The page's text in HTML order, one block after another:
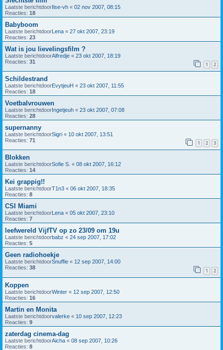
Laatste berichtdoor Ilse-vh « 02 nov 2007, 08:15
Reacties: 18
Babyboom
Laatste berichtdoor Lena « 27 okt 2007, 23:19
Reacties: 23
Wat is jou lievelingsfilm ?
Laatste berichtdoorAlfredje « 23 okt 2007, 18:19
Reacties: 31 1 2
Schildestrand
Laatste berichtdoorEvytjeuH « 23 okt 2007, 11:55
Reacties: 18
Voetbalvrouwen
Laatste berichtdoor Ingetjeuh « 23 okt 2007, 07:08
Reacties: 28
supernanny
Laatste berichtdoorSigri « 10 okt 2007, 13:51
Reacties: 71 1 2 3
Blokken
Laatste berichtdoorSofie S. « 08 okt 2007, 16:12
Reacties: 14
Kei grappig!!
Laatste berichtdoorT1n3 « 06 okt 2007, 18:35
Reacties: 8
CSI Miami
Laatste berichtdoorLena « 05 okt 2007, 23:10
Reacties: 7
leefwereld VijfTV op zo 23/09 om 19u
Laatste berichtdoorbabz « 24 sep 2007, 17:02
Reacties: 5
Geen radiohoekje
Laatste berichtdoorSnuffie « 12 sep 2007, 14:00
Reacties: 38 1 2
Koppen
Laatste berichtdoorWinter « 12 sep 2007, 12:50
Reacties: 16
Martin en Monita
Laatste berichtdoorvalerke « 10 sep 2007, 12:23
Reacties: 9
zaterdag cinema-dag
Laatste berichtdoorAicha « 08 sep 2007, 10:26
Reacties: 8